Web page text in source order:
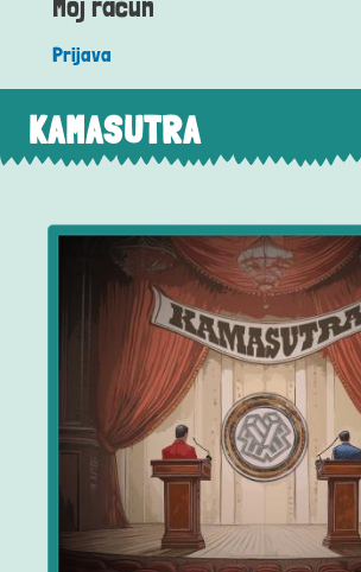
Prijava
KAMASUTRA